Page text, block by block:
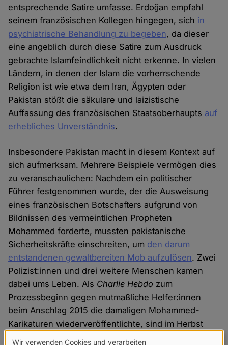
entsprechende Satire umfasse. Erdoğan empfahl
seinem französischen Kollegen hingegen, sich in
psychiatrische Behandlung zu begeben, da dieser
eine angeblich durch diese Satire zum Ausdruck
gebrachte Islamfeindlichkeit nicht erkenne. In vielen
Ländern, in denen der Islam die vorherrschende
Religion ist wie etwa dem Iran, Ägypten oder
Pakistan stößt die säkulare und laizistische
Auffassung des französischen Staatsoberhaupts auf
erhebliches Unverständnis.
Insbesondere Pakistan macht in diesem Kontext auf
sich aufmerksam. Mehrere Beispiele vermögen dies
zu veranschaulichen: Nachdem ein politischer
Führer festgenommen wurde, der die Ausweisung
eines französischen Botschafters aufgrund von
Bildnissen des vermeintlichen Propheten
Mohammed forderte, mussten pakistanische
Sicherheitskräfte einschreiten, um den darum
entstandenen gewaltbereiten Mob aufzulösen. Zwei
Polizist:innen und drei weitere Menschen kamen
dabei ums Leben. Als Charlie Hebdo zum
Prozessbeginn gegen mutmaßliche Helfer:innen
beim Anschlag 2015 die damaligen Mohammed-
Karikaturen wiederveröffentlichte, sind im Herbst
2020 tausende Pakistaner:innen zu
Wir verwenden Cookies und verarbeiten